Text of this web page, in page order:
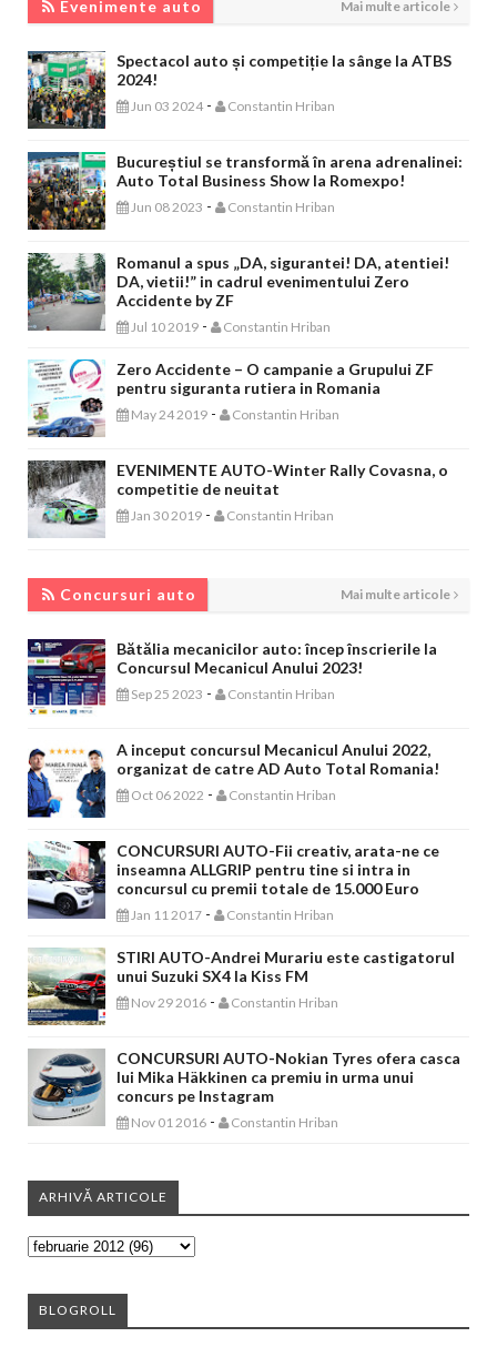
Evenimente auto Mai multe articole
Spectacol auto și competiție la sânge la ATBS
2024!
Jun 03 2024 - Constantin Hriban
Bucureștiul se transformă în arena adrenalinei:
Auto Total Business Show la Romexpo!
Jun 08 2023 - Constantin Hriban
Romanul a spus „DA, sigurantei! DA, atentiei!
DA, vietii!” in cadrul evenimentului Zero
Accidente by ZF
Jul 10 2019 - Constantin Hriban
Zero Accidente – O campanie a Grupului ZF
pentru siguranta rutiera in Romania
May 24 2019 - Constantin Hriban
EVENIMENTE AUTO-Winter Rally Covasna, o
competitie de neuitat
Jan 30 2019 - Constantin Hriban
Concursuri auto Mai multe articole
Bătălia mecanicilor auto: încep înscrierile la
Concursul Mecanicul Anului 2023!
Sep 25 2023 - Constantin Hriban
A inceput concursul Mecanicul Anului 2022,
organizat de catre AD Auto Total Romania!
Oct 06 2022 - Constantin Hriban
CONCURSURI AUTO-Fii creativ, arata-ne ce
inseamna ALLGRIP pentru tine si intra in
concursul cu premii totale de 15.000 Euro
Jan 11 2017 - Constantin Hriban
STIRI AUTO-Andrei Murariu este castigatorul
unui Suzuki SX4 la Kiss FM
Nov 29 2016 - Constantin Hriban
CONCURSURI AUTO-Nokian Tyres ofera casca
lui Mika Häkkinen ca premiu in urma unui
concurs pe Instagram
Nov 01 2016 - Constantin Hriban
ARHIVĂ ARTICOLE
BLOGROLL